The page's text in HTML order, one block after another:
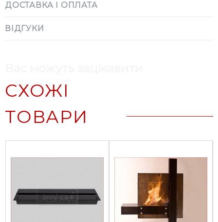
ДОСТАВКА І ОПЛАТА
ВІДГУКИ
СХОЖІ
ТОВАРИ